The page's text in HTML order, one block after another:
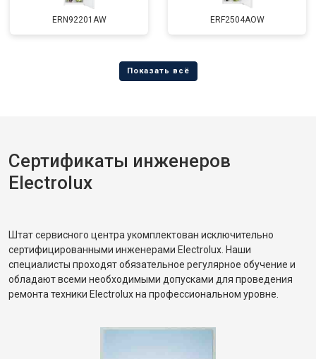
ERN92201AW ERF2504AOW
Сертификаты инженеров
Electrolux
Штат сервисного центра укомплектован исключительно
сертифицированными инженерами Electrolux. Наши
специалисты проходят обязательное регулярное обучение и
обладают всеми необходимыми допусками для проведения
ремонта техники Electrolux на профессиональном уровне.